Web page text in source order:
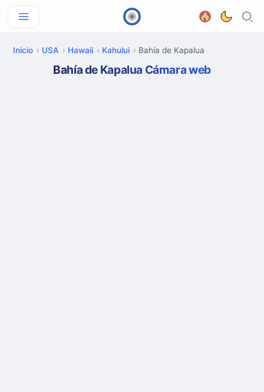
Inicio USA Hawaii Kahului Bahía de Kapalua
Bahía de Kapalua Cámara web